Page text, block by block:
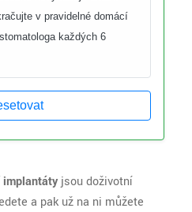
v pravidelné domácí
každých 6
implantáty jsou doživotní
a pak už na ni můžete